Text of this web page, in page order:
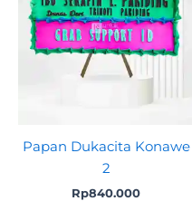
Papan Dukacita Konawe
2
Rp840.000